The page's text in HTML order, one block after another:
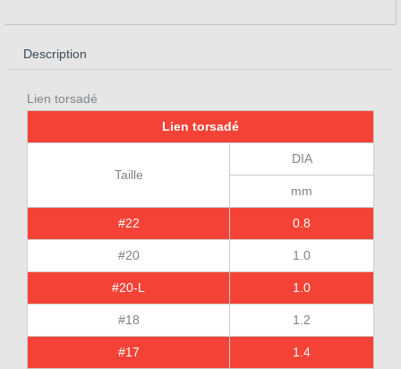
Description
Lien torsadé
Lien torsadé
Taille
DIA
mm
#22 0.8
#20 1.0
#20-L 1.0
#18 1.2
#17 1.4